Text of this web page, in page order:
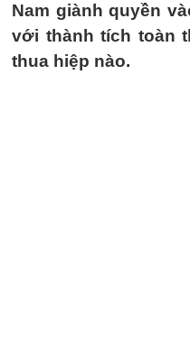
Nam giành quyền
với thành tích toàn
thua hiệp nào.